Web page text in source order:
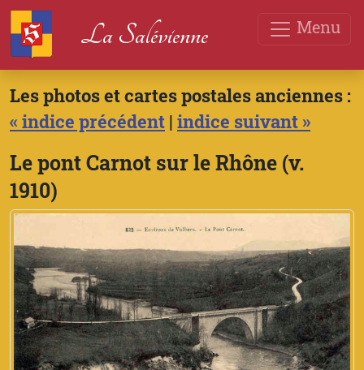
Menu
La Salévienne
Les photos et cartes postales anciennes :
« indice précédent | indice suivant »
Le pont Carnot sur le Rhône (v.
1910)